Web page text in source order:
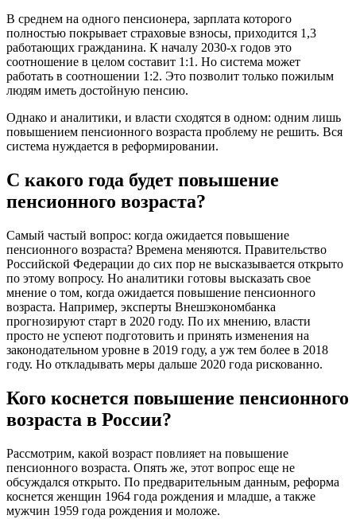
В среднем на одного пенсионера, зарплата которого
полностью покрывает страховые взносы, приходится 1,3
работающих гражданина. К началу 2030-х годов это
соотношение в целом составит 1:1. Но система может
работать в соотношении 1:2. Это позволит только пожилым
людям иметь достойную пенсию.
Однако и аналитики, и власти сходятся в одном: одним лишь
повышением пенсионного возраста проблему не решить. Вся
система нуждается в реформировании.
С какого года будет повышение
пенсионного возраста?
Самый частый вопрос: когда ожидается повышение
пенсионного возраста? Времена меняются. Правительство
Российской Федерации до сих пор не высказывается открыто
по этому вопросу. Но аналитики готовы высказать свое
мнение о том, когда ожидается повышение пенсионного
возраста. Например, эксперты Внешэкономбанка
прогнозируют старт в 2020 году. По их мнению, власти
просто не успеют подготовить и принять изменения на
законодательном уровне в 2019 году, а уж тем более в 2018
году. Но откладывать меры дальше 2020 года рискованно.
Кого коснется повышение пенсионного
возраста в России?
Рассмотрим, какой возраст повлияет на повышение
пенсионного возраста. Опять же, этот вопрос еще не
обсуждался открыто. По предварительным данным, реформа
коснется женщин 1964 года рождения и младше, а также
мужчин 1959 года рождения и моложе.